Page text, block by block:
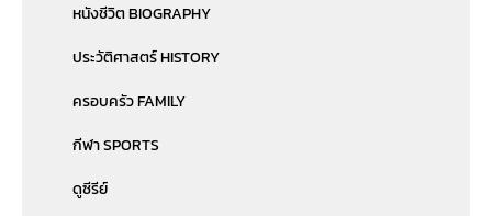
หนังชีวิต BIOGRAPHY
ประวัติศาสตร์ HISTORY
ครอบครัว FAMILY
กีฬา SPORTS
ดูซีรีย์